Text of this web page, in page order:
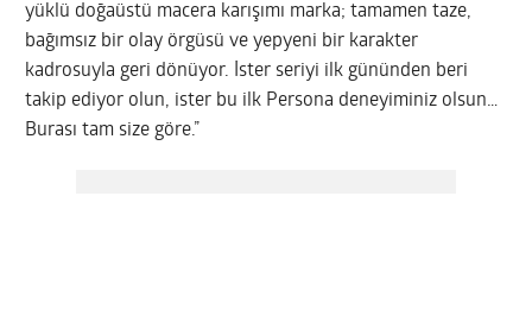
yüklü doğaüstü macera karışımı marka; tamamen taze,
bağımsız bir olay örgüsü ve yepyeni bir karakter
kadrosuyla geri dönüyor. İster seriyi ilk gününden beri
takip ediyor olun, ister bu ilk Persona deneyiminiz olsun…
Burası tam size göre.”